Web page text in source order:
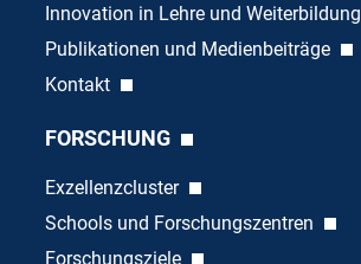
Innovation in Lehre und Weiterbildung
Publikationen und Medienbeiträge
Kontakt
FORSCHUNG
Exzellenzcluster
Schools und Forschungszentren
Forschungsziele